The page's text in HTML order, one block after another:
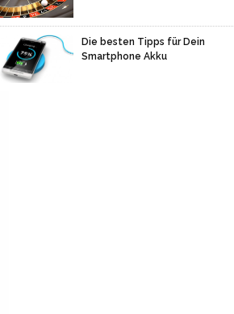
Die besten Tipps für Dein
Smartphone Akku